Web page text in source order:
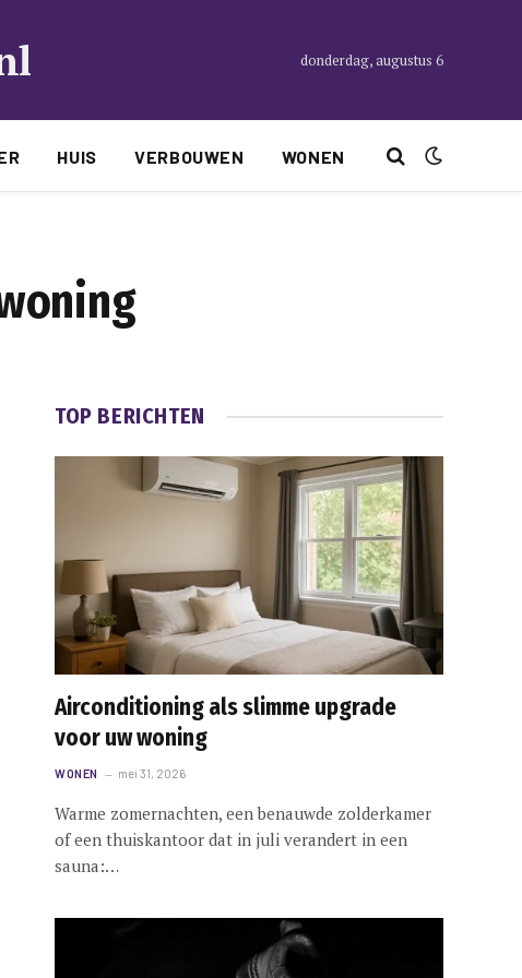
donderdag, augustus 6
HUIS VERBOUWEN WONEN
TOP BERICHTEN
Airconditioning als slimme upgrade
voor uw woning
WONEN mei 31, 2026
Warme zomernachten, een benauwde zolderkamer
of een thuiskantoor dat in juli verandert in een
sauna:…